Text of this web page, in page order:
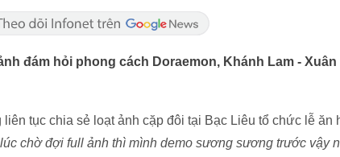
đám hỏi phong cách Doraemon, Khánh Lam -
tục chia sẻ loạt ảnh cặp đôi tại Bạc Liêu tổ chức lễ ăn
chờ đợi full ảnh thì mình demo sương sương trước vậy